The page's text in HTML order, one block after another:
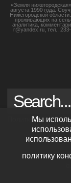
«Земля
августа 1990 года.
Нижегородской
проживающих на
аналитика,
r@yandex.ru, тел.:
Политика
Мы
политику